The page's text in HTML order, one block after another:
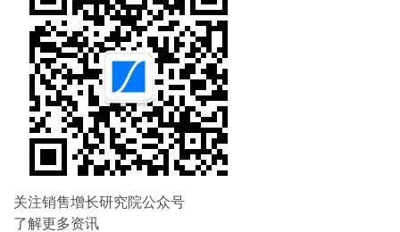
关注销售增长研究院公众号
了解更多资讯